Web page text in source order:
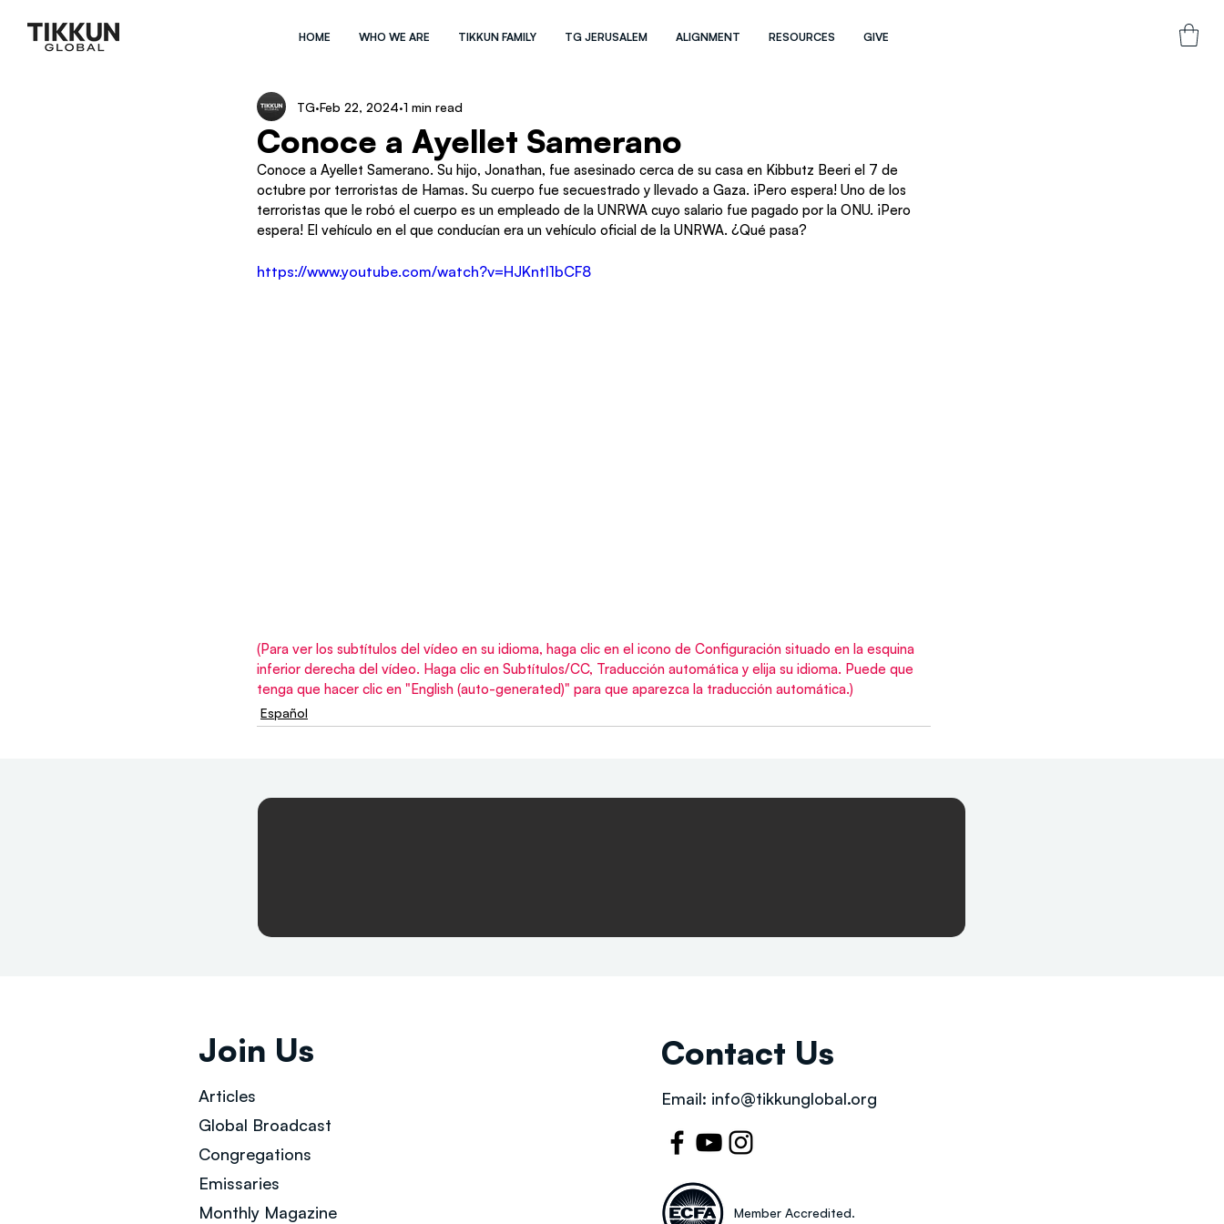
HOME WHO WE ARE TIKKUN FAMILY TG JERUSALEM ALIGNMENT RESOURCES GIVE
Conoce a Ayellet Samerano
TG Feb 22, 2024 1 min read
Conoce a Ayellet Samerano. Su hijo, Jonathan, fue asesinado cerca de su casa en Kibbutz Beeri el 7 de
octubre por terroristas de Hamas. Su cuerpo fue secuestrado y llevado a Gaza. ¡Pero espera! Uno de los
terroristas que le robó el cuerpo es un empleado de la UNRWA cuyo salario fue pagado por la ONU. ¡Pero
espera! El vehículo en el que conducían era un vehículo oficial de la UNRWA. ¿Qué pasa?
https://www.youtube.com/watch?v=HJKntI1bCF8
(Para ver los subtítulos del vídeo en su idioma, haga clic en el icono de Configuración situado en la esquina
inferior derecha del vídeo. Haga clic en Subtítulos/CC, Traducción automática y elija su idioma. Puede que
tenga que hacer clic en "English (auto-generated)" para que aparezca la traducción automática.)
Español
Join Us
Articles
Global Broadcast
Congregations
Emissaries
Monthly Magazine
Contact Us
Email: info@tikkunglobal.org
Member Accredited.